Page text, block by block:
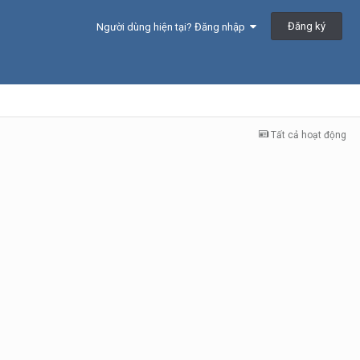
Người dùng hiện tại? Đăng nhập Đăng ký
Tất cả hoạt động